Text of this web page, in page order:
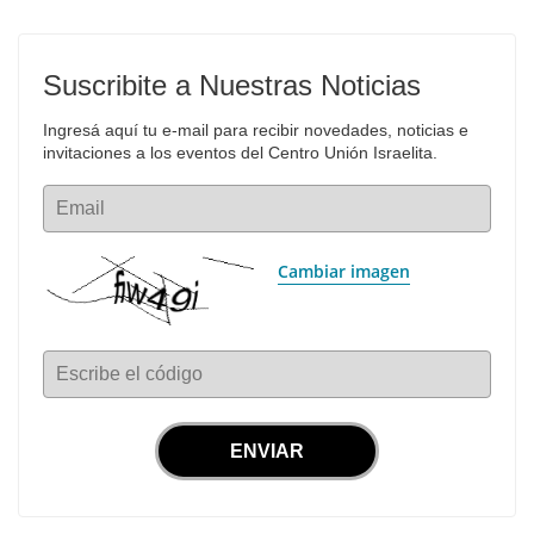
Suscribite a Nuestras Noticias
Ingresá aquí tu e-mail para recibir novedades, noticias e
invitaciones a los eventos del Centro Unión Israelita.
Email
Cambiar imagen
Escribe el código